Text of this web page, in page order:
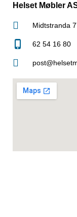
Helset Møbler
Midtstranda
62 54 16 80